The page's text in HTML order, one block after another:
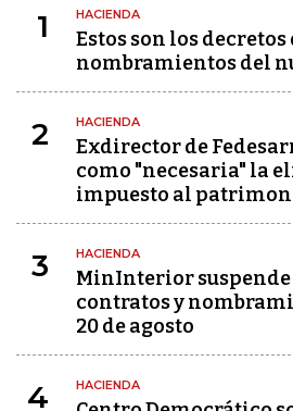
1 HACIENDA
Estos son los
nombramientos del
2 HACIENDA
Exdirector de
como "necesaria" la
impuesto al
3 HACIENDA
MinInterior suspende
contratos y
20 de agosto
4 HACIENDA